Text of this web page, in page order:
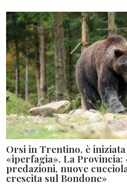
Orsi in Trentino, è iniziata
«iperfagia». La Provincia:
predazioni, nuove
crescita sul Bondone»